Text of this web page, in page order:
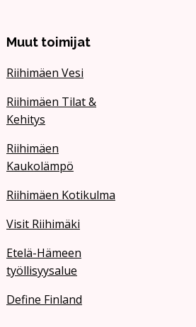
Muut toimijat
Riihimäen Vesi
Riihimäen Tilat &
Kehitys
Riihimäen
Kaukolämpö
Riihimäen Kotikulma
Visit Riihimäki
Etelä-Hämeen
työllisyysalue
Define Finland